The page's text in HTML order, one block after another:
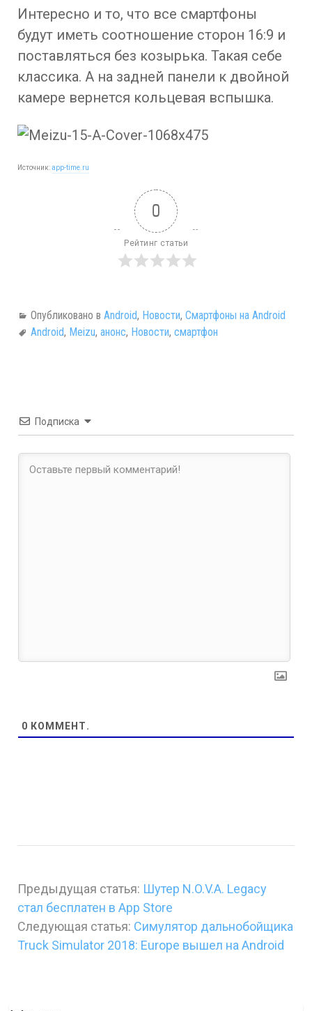
Интересно и то, что все смартфоны
будут иметь соотношение сторон 16:9 и
поставляться без козырька. Такая себе
классика. А на задней панели к двойной
камере вернется кольцевая вспышка.
Источник:app-time.ru
0
Рейтинг статьи
Опубликовано в Android, Новости, Смартфоны на Android
Android, Meizu, анонс, Новости, смартфон
Подписка
0 КОММЕНТ.
Предыдущая статья: Шутер N.O.V.A. Legacy
стал бесплатен в App Store
Следующая статья: Симулятор дальнобойщика
Truck Simulator 2018: Europe вышел на Android